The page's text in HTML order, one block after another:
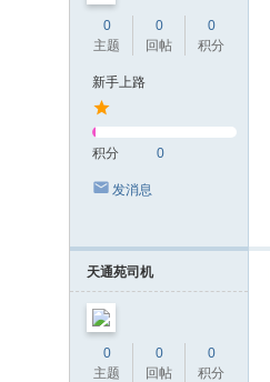
0
主题
0
回帖
0
积分
新手上路
积分 0
发消息
天通苑司机
0
主题
0
回帖
0
积分